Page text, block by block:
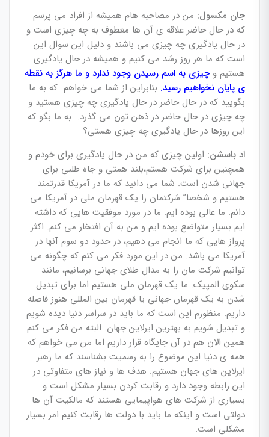
جان مکسول: من در مصاحبه هام همیشه از افراد می پرسم
که در حال حاضر علاقه ی آن ها معطوف به چه چیزی است و
در حال یادگیری چه چیزی می باشند و دلیل این سوال این
است که ما هر روز رشد می کنیم و همیشه در حال یادگیری
هستیم وچیزی به اسم رسیدن وجود ندارد و ما هرگز به نقطه
ی پایان نخواهیم رسید. بنابراین از شما می خواهم که به ما
بگویید که در حال حاضر در حال یادگیری چه چیزی هستید و
چه چیزی در حال حاضر در ذهن تون می گذرد. به ما بگو که
این روزها در حال یادگیری چه چیزی هستی؟
اد باسشن: اولین چیزی که من در حال یادگیری برای خودم و
همچنین برای شرکت هستم،بلند همتی و جاه طلبی برای
جهانی شدن است. شما می دانید که ما در آمریکا قدرتمند
هستیم و شخصا” شرکتمان را یک قهرمان ملی در آمریکا می
دانم. ما عالی بوده ایم. ما در مورد موفقیت هایی که داشته
ایم بسیار متواضع بوده ایم و من به آن افتخار می کنم. اکثر
پرواز هایی که ما انجام می دهیم، در حدود دو سوم آنها در
آمریکا می باشد. من در این مورد فکر می کنم که چگونه می
توانیم شرکت مان را به مدال طلای جهانی برسانیم، مانند
سکوی المپیک. ما یک قهرمان ملی هستیم اما برای تبدیل
شدن به یک قهرمان جهانی یا قهرمان بین المللی هنوز فاصله
داریم. منظورم این است که ما باید در سراسر دنیا دیده شویم
و تبدیل شویم به بهترین ایرلاین جهان. البته من فکر می کنم
همین الان هم در آن جایگاه قرار داریم اما من می خواهم که
همه ی دنیا این موضوع را به رسمیت بشناسند که ما رهبر
ایرلاین های جهان هستیم. هدف ها و نیاز های متفاوتی در
این رابطه وجود دارد و رقابت کردن بسیار مشکل است و
بسیاری از شرکت های هواپیمایی هستند که مالکیت آن ها
دولتی است و اینکه ما باید با دولت ها رقابت کنیم امر بسیار
مشکلی است.